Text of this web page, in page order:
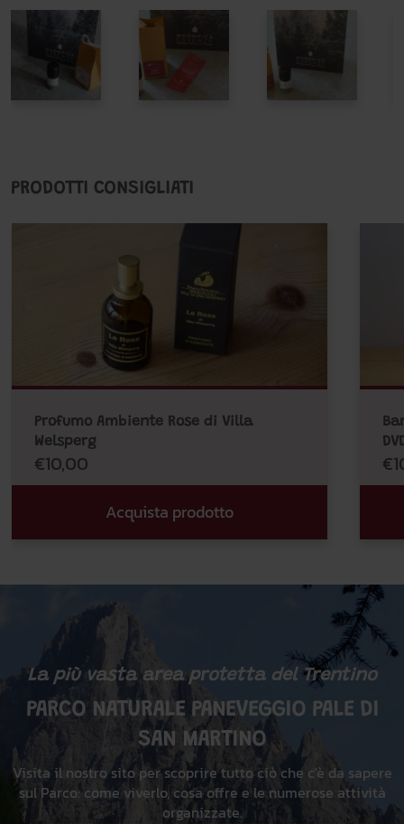
PRODOTTI CONSIGLIATI
Profumo Ambiente Rose di Villa
Welsperg
€10,00
Acquista prodotto
La più vasta area protetta del Trentino
PARCO NATURALE PANEVEGGIO PALE DI
SAN MARTINO
Visita il nostro sito per scoprire tutto ciò che c'è da sapere
sul Parco: come viverlo, cosa offre e le numerose attività
organizzate.